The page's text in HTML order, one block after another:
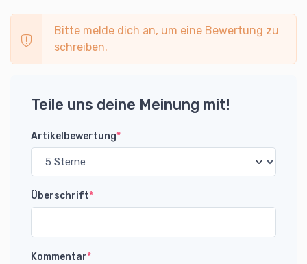
Bitte melde dich an, um eine Bewertung zu
schreiben.
Teile uns deine Meinung mit!
Artikelbewertung*
Überschrift*
Kommentar*